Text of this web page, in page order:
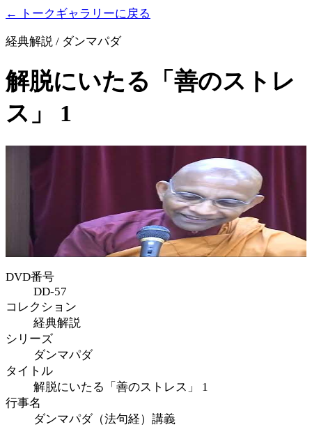
← トークギャラリーに戻る
経典解説 / ダンマパダ
解脱にいたる「善のストレ
ス」 1
DVD番号
DD-57
コレクション
経典解説
シリーズ
ダンマパダ
タイトル
解脱にいたる「善のストレス」 1
行事名
ダンマパダ（法句経）講義